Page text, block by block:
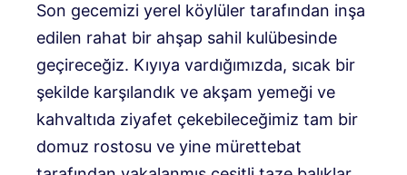
Son gecemizi yerel köylüler tarafından inşa
edilen rahat bir ahşap sahil kulübesinde
geçireceğiz. Kıyıya vardığımızda, sıcak bir
şekilde karşılandık ve akşam yemeği ve
kahvaltıda ziyafet çekebileceğimiz tam bir
domuz rostosu ve yine mürettebat